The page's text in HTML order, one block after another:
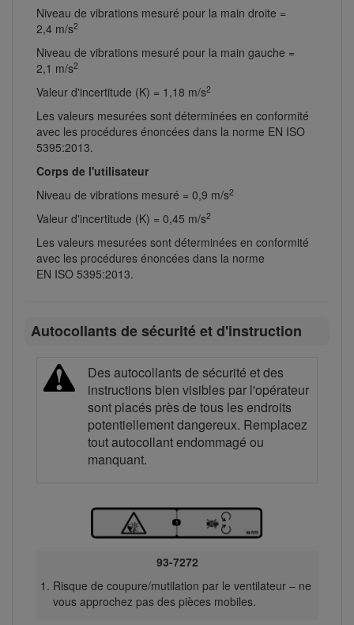
Niveau de vibrations mesuré pour la main droite =
2,4 m/s2
Niveau de vibrations mesuré pour la main gauche =
2,1 m/s2
Valeur d'incertitude (K) = 1,18 m/s2
Les valeurs mesurées sont déterminées en conformité
avec les procédures énoncées dans la norme EN ISO
5395:2013.
Corps de l'utilisateur
Niveau de vibrations mesuré = 0,9 m/s2
Valeur d'incertitude (K) = 0,45 m/s2
Les valeurs mesurées sont déterminées en conformité
avec les procédures énoncées dans la norme
EN ISO 5395:2013.
Autocollants de sécurité et d'instruction
Des autocollants de sécurité et des
instructions bien visibles par l'opérateur
sont placés près de tous les endroits
potentiellement dangereux. Remplacez
tout autocollant endommagé ou
manquant.
93-7272
Risque de coupure/mutilation par le ventilateur – ne
vous approchez pas des pièces mobiles.